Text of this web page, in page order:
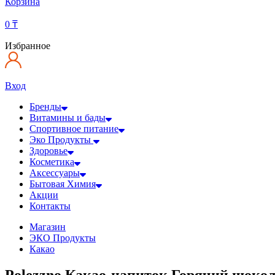
0 ₸
Избранное
Вход
Бренды
Витамины и бады
Спортивное питание
Эко Продукты
Здоровье
Косметика
Аксессуары
Бытовая Химия
Акции
Контакты
Магазин
ЭКО Продукты
Какао